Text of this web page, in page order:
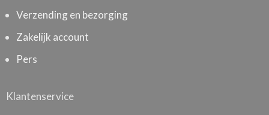
Verzending en bezorging
Zakelijk account
Pers
Klantenservice